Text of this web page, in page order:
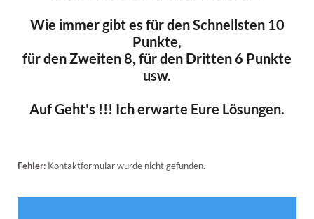
Wie immer gibt es für den Schnellsten 10
Punkte,
für den Zweiten 8, für den Dritten 6 Punkte
usw.
Auf Geht's !!! Ich erwarte Eure Lösungen.
Fehler: Kontaktformular wurde nicht gefunden.